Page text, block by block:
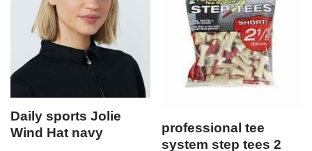
Daily sports Jolie
Wind Hat navy
professional tee
system step tees 2